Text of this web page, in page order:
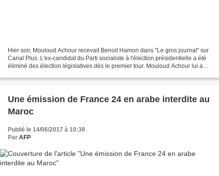
Hier soir, Mouloud Achour recevait Benoit Hamon dans "Le gros journal" sur
Canal Plus. L'ex-candidat du Parti socialiste à l'élection présidentielle a été
éliminé des élection législatives dès le premier tour. Mouloud Achour lui a
Une émission de France 24 en arabe interdite au
Maroc
Publié le 14/06/2017 à 10:38
Par AFP